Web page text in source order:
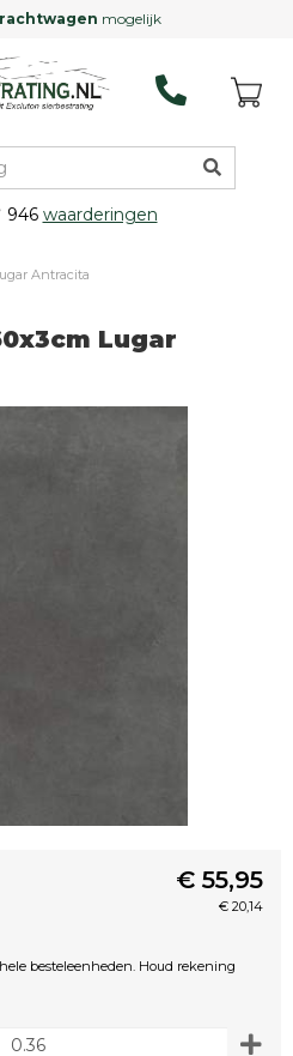
mogelijk
946 waarderingen
Antracita
Lugar
€ 55,95
€ 20,14
besteleenheden. Houd rekening